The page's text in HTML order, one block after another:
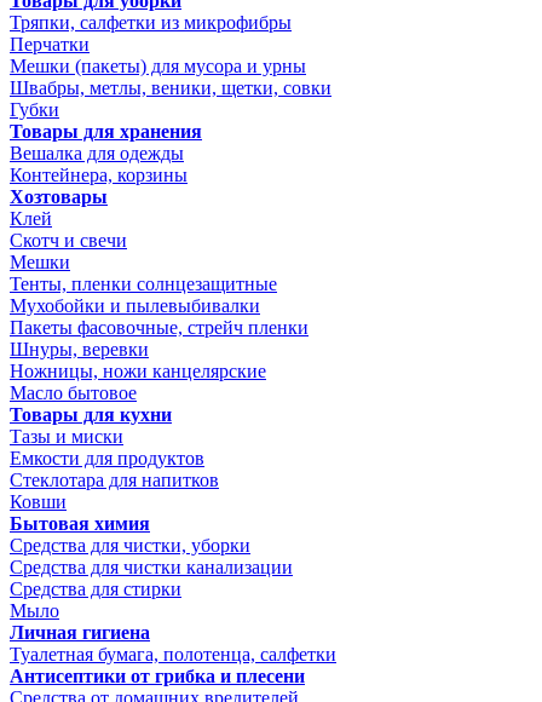
Тряпки, салфетки из микрофибры
Перчатки
Мешки (пакеты) для мусора и урны
Швабры, метлы, веники, щетки, совки
Губки
Товары для хранения
Вешалка для одежды
Контейнера, корзины
Хозтовары
Клей
Скотч и свечи
Мешки
Тенты, пленки солнцезащитные
Мухобойки и пылевыбивалки
Пакеты фасовочные, стрейч пленки
Шнуры, веревки
Ножницы, ножи канцелярские
Масло бытовое
Товары для кухни
Тазы и миски
Емкости для продуктов
Стеклотара для напитков
Ковши
Бытовая химия
Средства для чистки, уборки
Средства для чистки канализации
Средства для стирки
Мыло
Личная гигиена
Туалетная бумага, полотенца, салфетки
Антисептики от грибка и плесени
Средства от домашних вредителей